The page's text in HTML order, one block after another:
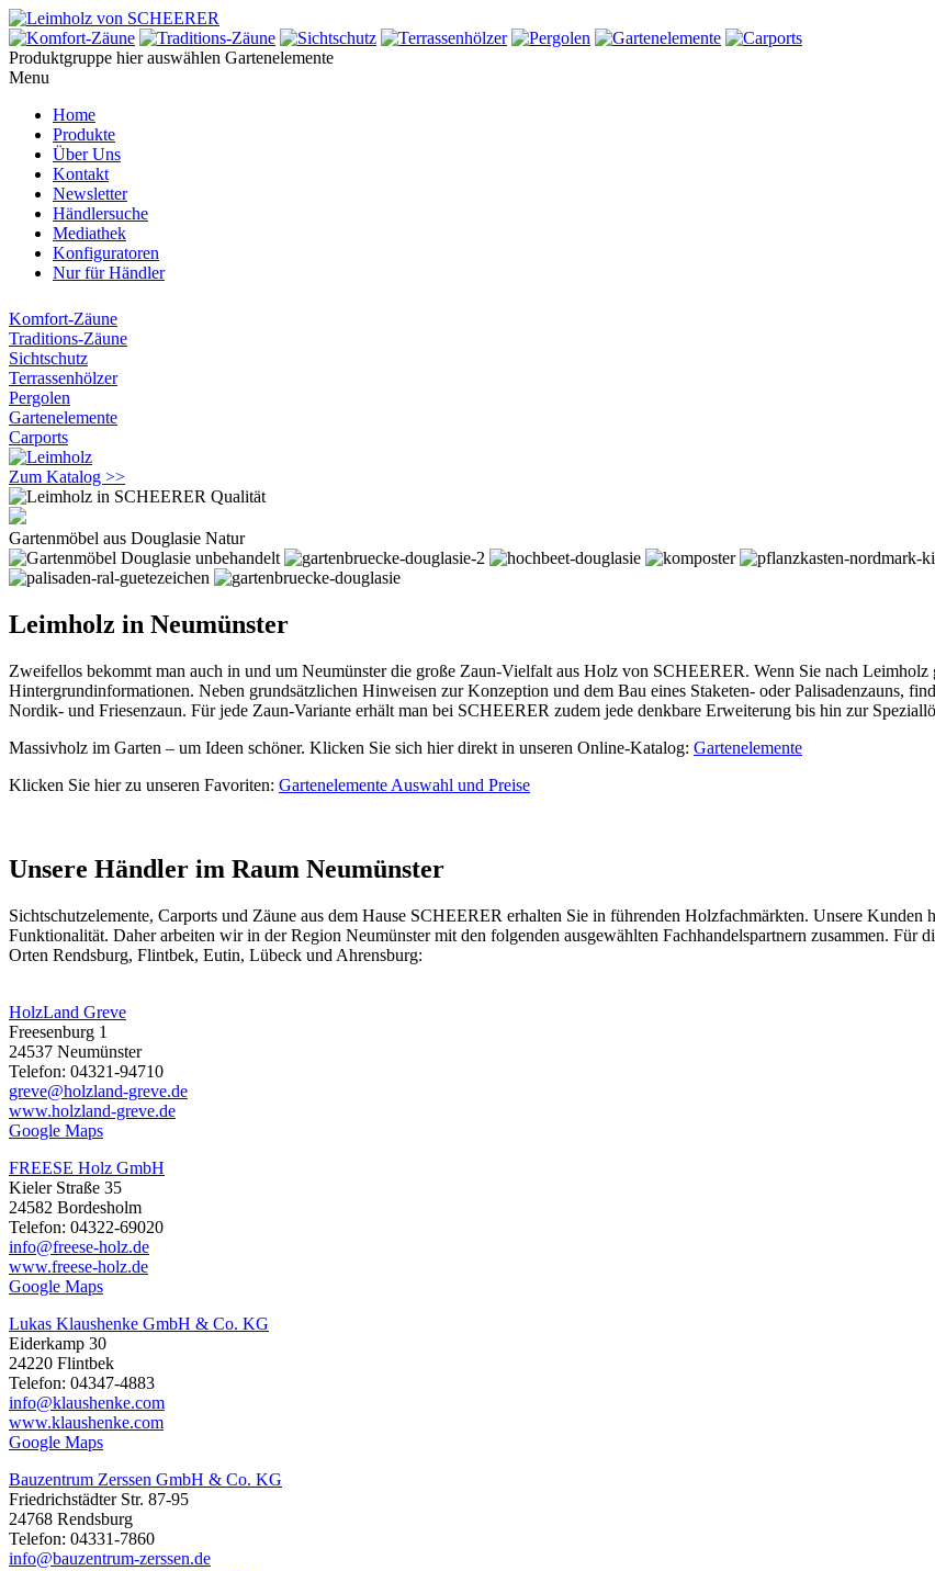
Produktgruppe hier auswählen Gartenelemente
Menu
Home
Produkte
Über Uns
Kontakt
Newsletter
Händlersuche
Mediathek
Konfiguratoren
Nur für Händler
Komfort-Zäune
Traditions-Zäune
Sichtschutz
Terrassenhölzer
Pergolen
Gartenelemente
Carports
Zum Katalog >>
Gartenmöbel aus Douglasie Natur
Leimholz in Neumünster
Zweifellos bekommt man auch in und um Neumünster die große Zaun-Vielfalt aus Holz von SCHEERER. Wenn Sie nach
Hintergrundinformationen. Neben grundsätzlichen Hinweisen zur Konzeption und dem Bau eines Staketen- oder Palisadenzauns,
Nordik- und Friesenzaun. Für jede Zaun-Variante erhält man bei SCHEERER zudem jede denkbare Erweiterung bis hin zur
Massivholz im Garten – um Ideen schöner. Klicken Sie sich hier direkt in unseren Online-Katalog: Gartenelemente
Klicken Sie hier zu unseren Favoriten: Gartenelemente Auswahl und Preise
Unsere Händler im Raum Neumünster
Sichtschutzelemente, Carports und Zäune aus dem Hause SCHEERER erhalten Sie in führenden Holzfachmärkten. Unsere
Funktionalität. Daher arbeiten wir in der Region Neumünster mit den folgenden ausgewählten Fachhandelspartnern zusammen. Für
Orten Rendsburg, Flintbek, Eutin, Lübeck und Ahrensburg:
HolzLand Greve
Freesenburg 1
24537 Neumünster
Telefon: 04321-94710
greve@holzland-greve.de
www.holzland-greve.de
Google Maps
FREESE Holz GmbH
Kieler Straße 35
24582 Bordesholm
Telefon: 04322-69020
info@freese-holz.de
www.freese-holz.de
Google Maps
Lukas Klaushenke GmbH & Co. KG
Eiderkamp 30
24220 Flintbek
Telefon: 04347-4883
info@klaushenke.com
www.klaushenke.com
Google Maps
Bauzentrum Zerssen GmbH & Co. KG
Friedrichstädter Str. 87-95
24768 Rendsburg
Telefon: 04331-7860
info@bauzentrum-zerssen.de